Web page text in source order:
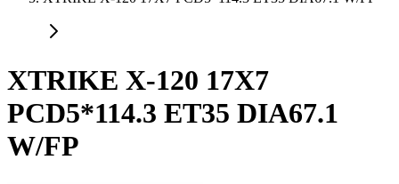
XTRIKE X-120 17X7
PCD5*114.3 ET35 DIA67.1
W/FP